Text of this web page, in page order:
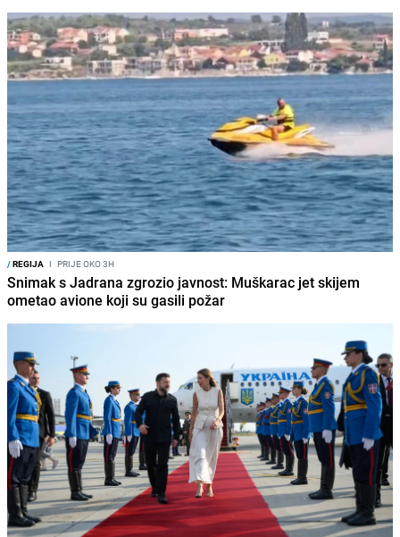
/REGIJA I PRIJE OKO 3H
Snimak s Jadrana zgrozio javnost: Muškarac jet skijem
ometao avione koji su gasili požar